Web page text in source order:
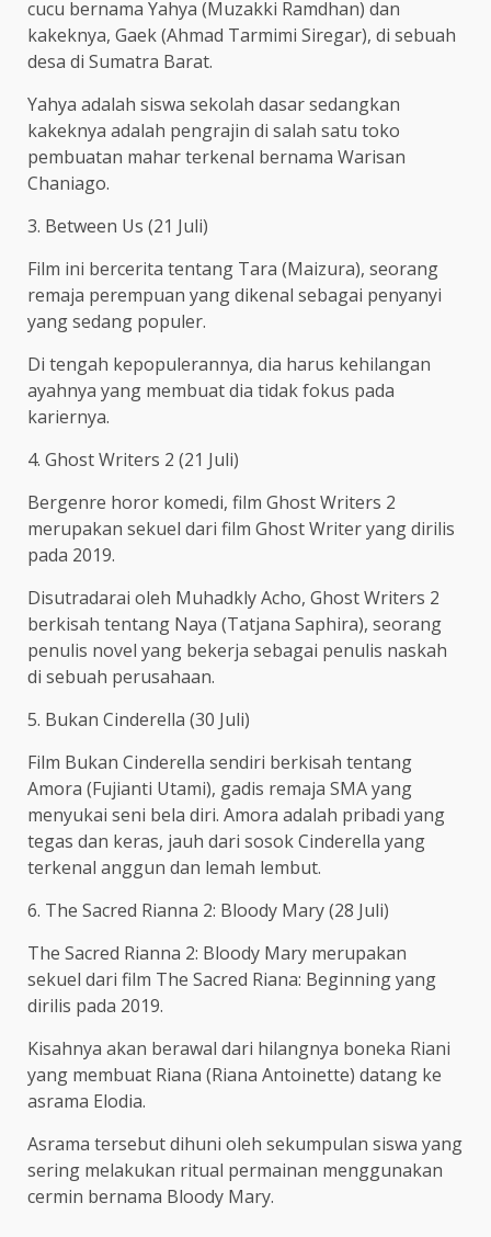
cucu bernama Yahya (Muzakki Ramdhan) dan
kakeknya, Gaek (Ahmad Tarmimi Siregar), di sebuah
desa di Sumatra Barat.
Yahya adalah siswa sekolah dasar sedangkan
kakeknya adalah pengrajin di salah satu toko
pembuatan mahar terkenal bernama Warisan
Chaniago.
3. Between Us (21 Juli)
Film ini bercerita tentang Tara (Maizura), seorang
remaja perempuan yang dikenal sebagai penyanyi
yang sedang populer.
Di tengah kepopulerannya, dia harus kehilangan
ayahnya yang membuat dia tidak fokus pada
kariernya.
4. Ghost Writers 2 (21 Juli)
Bergenre horor komedi, film Ghost Writers 2
merupakan sekuel dari film Ghost Writer yang dirilis
pada 2019.
Disutradarai oleh Muhadkly Acho, Ghost Writers 2
berkisah tentang Naya (Tatjana Saphira), seorang
penulis novel yang bekerja sebagai penulis naskah
di sebuah perusahaan.
5. Bukan Cinderella (30 Juli)
Film Bukan Cinderella sendiri berkisah tentang
Amora (Fujianti Utami), gadis remaja SMA yang
menyukai seni bela diri. Amora adalah pribadi yang
tegas dan keras, jauh dari sosok Cinderella yang
terkenal anggun dan lemah lembut.
6. The Sacred Rianna 2: Bloody Mary (28 Juli)
The Sacred Rianna 2: Bloody Mary merupakan
sekuel dari film The Sacred Riana: Beginning yang
dirilis pada 2019.
Kisahnya akan berawal dari hilangnya boneka Riani
yang membuat Riana (Riana Antoinette) datang ke
asrama Elodia.
Asrama tersebut dihuni oleh sekumpulan siswa yang
sering melakukan ritual permainan menggunakan
cermin bernama Bloody Mary.